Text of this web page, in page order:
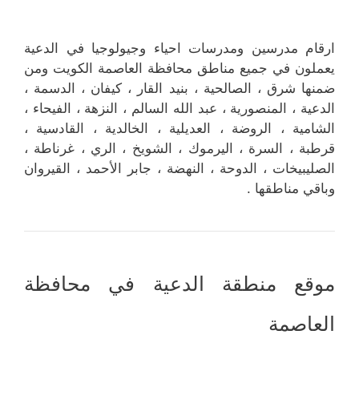
ارقام مدرسين ومدرسات احياء وجيولوجيا في الدعية
يعملون في جميع مناطق محافظة العاصمة الكويت ومن
ضمنها شرق ، الصالحية ، بنيد القار ، كيفان ، الدسمة ،
الدعية ، المنصورية ، عبد الله السالم ، النزهة ، الفيحاء ،
الشامية ، الروضة ، العديلية ، الخالدية ، القادسية ،
قرطبة ، السرة ، اليرموك ، الشويخ ، الري ، غرناطة ،
الصليبيخات ، الدوحة ، النهضة ، جابر الأحمد ، القيروان
وباقي مناطقها .
موقع منطقة الدعية في محافظة
العاصمة